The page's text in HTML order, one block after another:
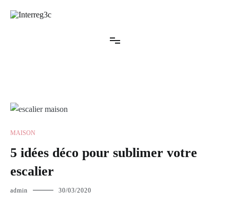
MAISON
5 idées déco pour sublimer votre
escalier
admin 30/03/2020